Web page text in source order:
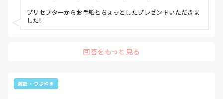
プリセプターからお手紙とちょっとしたプレゼントいただきま
した!
回答をもっと見る
雑談・つぶやき